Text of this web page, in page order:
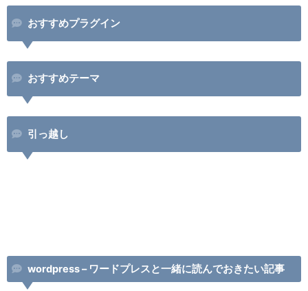
おすすめプラグイン
おすすめテーマ
引っ越し
wordpress – ワードプレスと一緒に読んでおきたい記事